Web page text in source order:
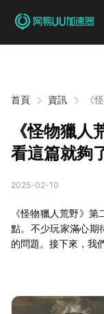
首頁 資訊
《
《怪物獵人
看這篇就夠
2025-02-10
《怪物獵人荒野》
點。不少玩家滿心期
的問題。接下來，我